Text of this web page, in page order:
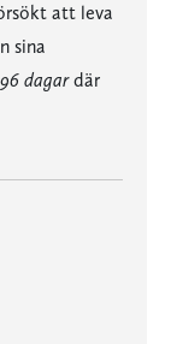
att leva
sina
dagardär